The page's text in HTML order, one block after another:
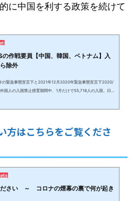
に中国を利する政策を続けて
の作戦要員【中国、韓国、ベトナム】入
除外
の緊急事態宣言下と2021年12月2020年緊急事態宣言下2020/
人の入国禁止措置期間中、1月だけで55,718人の入国。日本
シア、マレーシア、ベトナム、タイ、ミャ...
方はこちらをご覧くださ
ださい ～ コロナの煙幕の裏で何が起き